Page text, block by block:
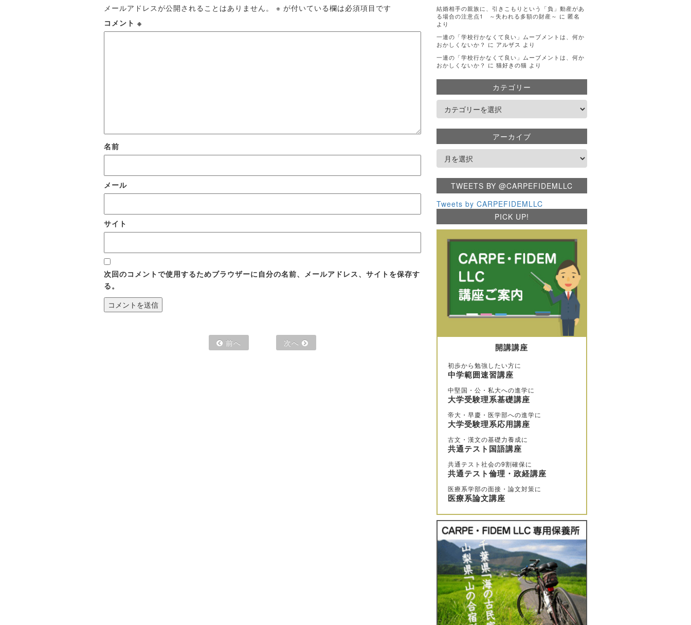
メールアドレスが公開されることはありません。 ※ が付いている欄は必須項目です
コメント ※
名前
メール
サイト
次回のコメントで使用するためブラウザーに自分の名前、メールアドレス、サイトを保存す
る。
前へ 次へ
結婚相手の親族に、引きこもりという「負」動産があ
る場合の注意点1 ～失われる多額の財産～ に 匿名
より
一連の「学校行かなくて良い」ムーブメントは、何か
おかしくないか？ に アルザス より
一連の「学校行かなくて良い」ムーブメントは、何か
おかしくないか？ に 猫好きの猫 より
カテゴリー
アーカイブ
TWEETS BY @CARPEFIDEMLLC
Tweets by CARPEFIDEMLLC
PICK UP!
開講講座
初歩から勉強したい方に
中学範囲速習講座
中堅国・公・私大への進学に
大学受験理系基礎講座
帝大・早慶・医学部への進学に
大学受験理系応用講座
古文・漢文の基礎力養成に
共通テスト国語講座
共通テスト社会の9割確保に
共通テスト倫理・政経講座
医療系学部の面接・論文対策に
医療系論文講座